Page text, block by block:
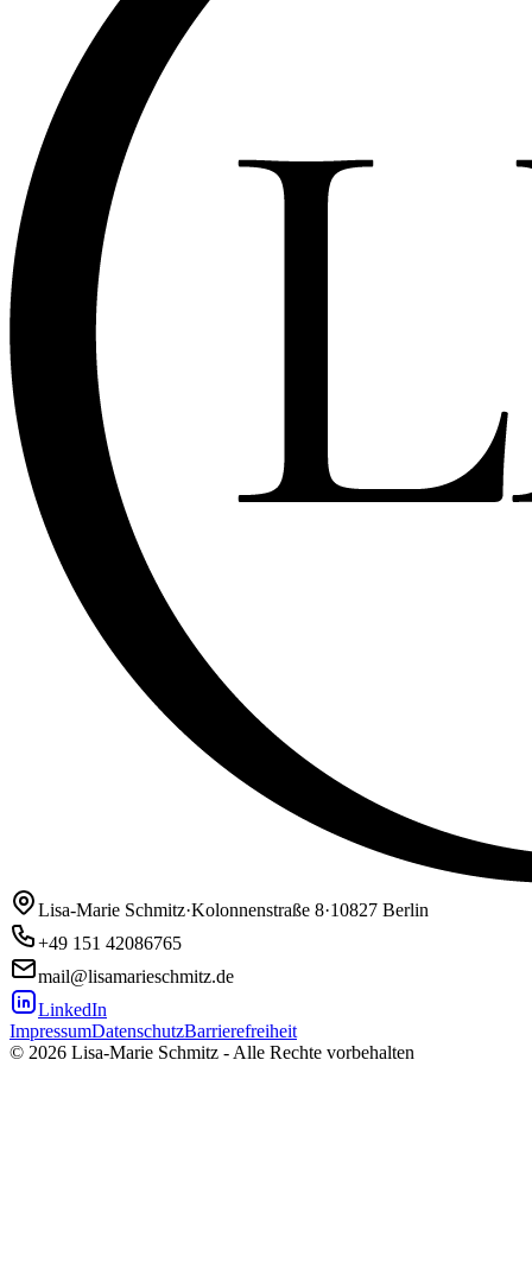
Lisa-Marie Schmitz·Kolonnenstraße 8·10827 Berlin
+49 151 42086765
mail@lisamarieschmitz.de
LinkedIn
ImpressumDatenschutzBarrierefreiheit
© 2026 Lisa-Marie Schmitz - Alle Rechte vorbehalten